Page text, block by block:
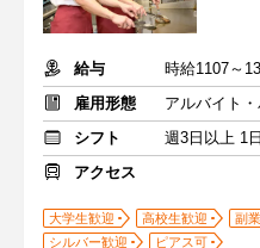
給与
時給1107～
雇用形態
アルバイト・
シフト
週3日以上 1
アクセス
大学生歓迎 高校生歓迎
副
シルバー歓迎
ピアス可